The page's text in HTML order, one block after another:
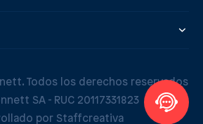
Todos los derechos reservados
SA - RUC 20117331823
por Staffcreativa